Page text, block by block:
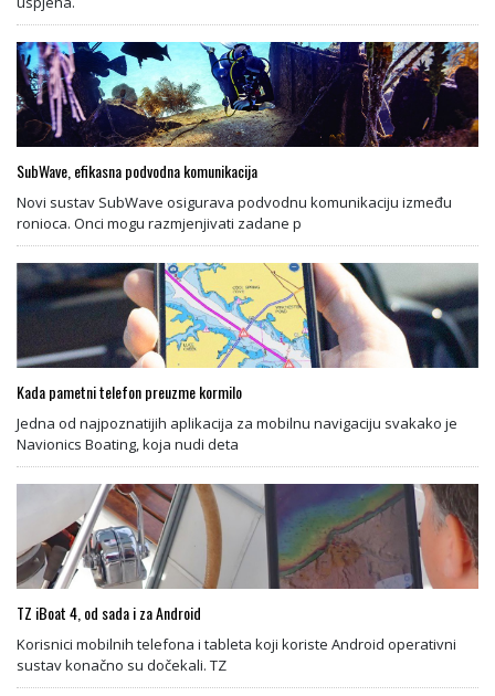
SubWave, efikasna podvodna komunikacija
Novi sustav SubWave osigurava podvodnu komunikaciju između
ronioca. Onci mogu razmjenjivati zadane p
Kada pametni telefon preuzme kormilo
Jedna od najpoznatijih aplikacija za mobilnu navigaciju svakako je
Navionics Boating, koja nudi deta
TZ iBoat 4, od sada i za Android
Korisnici mobilnih telefona i tableta koji koriste Android operativni
sustav konačno su dočekali. TZ